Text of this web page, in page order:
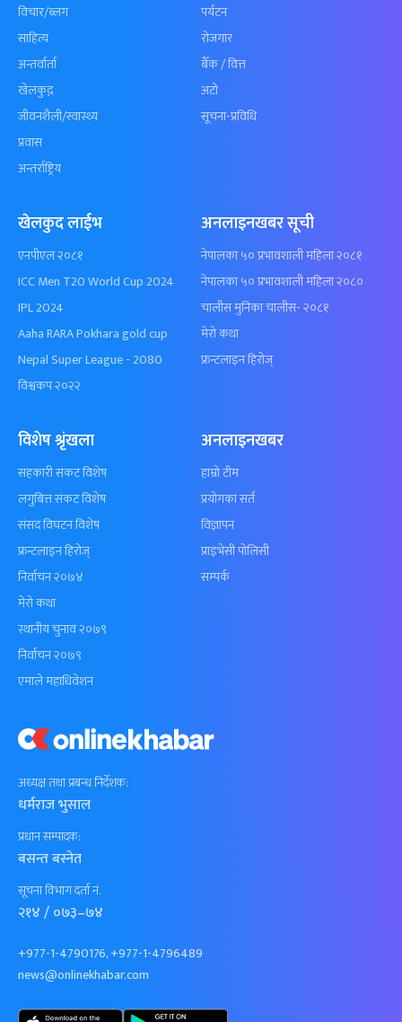
अध्यक्ष तथा प्रबन्ध निर्देशक:
धर्मराज भुसाल
प्रधान सम्पादक:
बसन्त बस्नेत
सूचना विभाग दर्ता नं.
२१४ / ०७३–७४
+977-1-4790176, +977-1-4796489
news@onlinekhabar.com
विचार/ब्लग
साहित्य
अन्तर्वार्ता
खेलकुद़़
जीवनशैली/स्वास्थ्य
प्रवास
अन्तर्राष्ट्रिय
पर्यटन
रोजगार
बैँक / वित्त
अटो
सूचना-प्रविधि
खेलकुद लाईभ
एनपीएल २०८१
ICC Men T20 World Cup 2024
IPL 2024
Aaha RARA Pokhara gold cup
Nepal Super League - 2080
विश्वकप २०२२
अनलाइनखबर सूची
नेपालका ५० प्रभावशाली महिला २०८१
नेपालका ५० प्रभावशाली महिला २०८०
चालीस मुनिका चालीस- २०८१
मेरो कथा
फ्रन्टलाइन हिरोज्
विशेष श्रृंखला
सहकारी संकट विशेष
लगुबित्त संकट विशेष
संसद विघटन विशेष
फ्रन्टलाइन हिरोज्
निर्वाचन २०७४
मेरो कथा
स्थानीय चुनाव २०७९
निर्वाचन २०७९
एमाले महाधिवेशन
अनलाइनखबर
हाम्रो टीम
प्रयोगका सर्त
विज्ञापन
प्राइभेसी पोलिसी
सम्पर्क